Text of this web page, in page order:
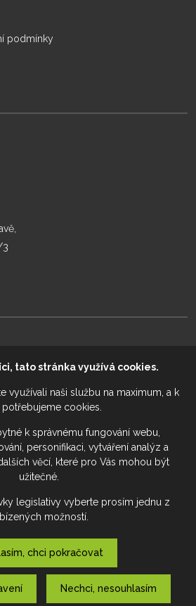
podmínky
3
tato stránka využívá cookies.
využívali naši službu na maximum, a k
cookies.
k správnému fungování webu,
personifikaci, vytváření analýz a
věcí, které pro Vás mohou být
užitečné.
legislativy vyberte prosím jednu z
možností.
chci pokračovat
Nechci, nesouhlasím